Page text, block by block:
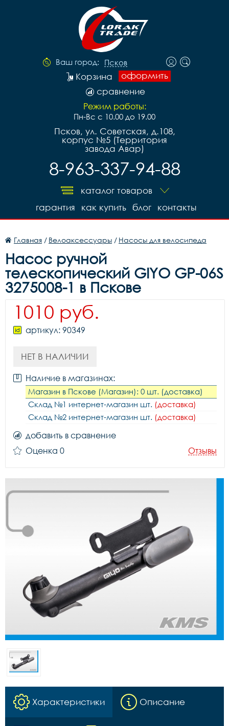
Ваш город: Псков
оформить
Корзина
сравнение
Режим работы:
Пн-Вс с 10.00 до 19.00
Псков, ул. Советская, д.108,
корпус №5 (Территория
завода Авар)
8-963-337-94-88
каталог товаров
контакты
блог
как купить
гарантия
Главная / Велоаксессуары / Насосы для велосипеда
Насос ручной
телескопический GIYO GP-06S
3275008-1 в Пскове
1010 руб.
артикул: 90349
НЕТ В НАЛИЧИИ
Наличие в магазинах:
Магазин в Пскове (Магазин): 0 шт. (доставка)
Склад №1 интернет-магазин шт. (доставка)
Склад №2 интернет-магазин шт. (доставка)
добавить в сравнение
Оценка 0
Отзывы
Характеристики Описание